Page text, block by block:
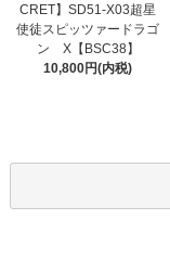
CRET】SD51-X03超星
使徒スピッツァードラゴ
ン X【BSC38】
10,800円(内税)